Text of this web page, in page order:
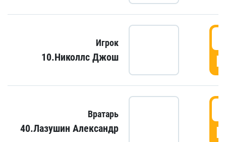
Игрок
10.Николлс Джош
Вратарь
40.Лазушин Александр